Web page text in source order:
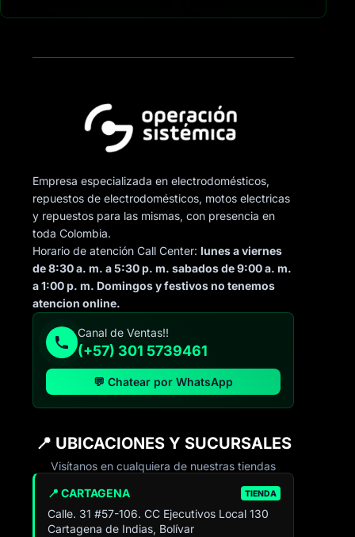
Empresa especializada en electrodomésticos,
repuestos de electrodomésticos, motos electricas
y repuestos para las mismas, con presencia en
toda Colombia.
Horario de atención Call Center:lunes a viernes
de 8:30 a. m. a 5:30 p. m. sabados de 9:00 a. m.
a 1:00 p. m. Domingos y festivos no tenemos
atencion online.
Canal de Ventas!!
(+57) 301 5739461
💬 Chatear por WhatsApp
📍 UBICACIONES Y SUCURSALES
Visítanos en cualquiera de nuestras tiendas
📍 CARTAGENA TIENDA
Calle. 31 #57-106. CC Ejecutivos Local 130
Cartagena de Indias, Bolívar